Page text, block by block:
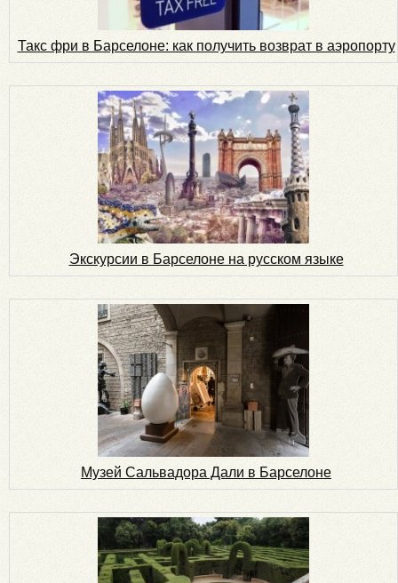
Такс фри в Барселоне: как получить возврат в аэропорту
Экскурсии в Барселоне на русском языке
Музей Сальвадора Дали в Барселоне